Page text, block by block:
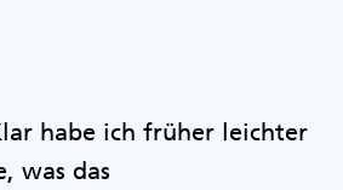
habe ich früher leichter
was das